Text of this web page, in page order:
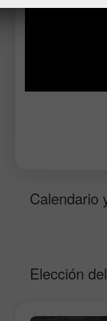
Calendario
Elección